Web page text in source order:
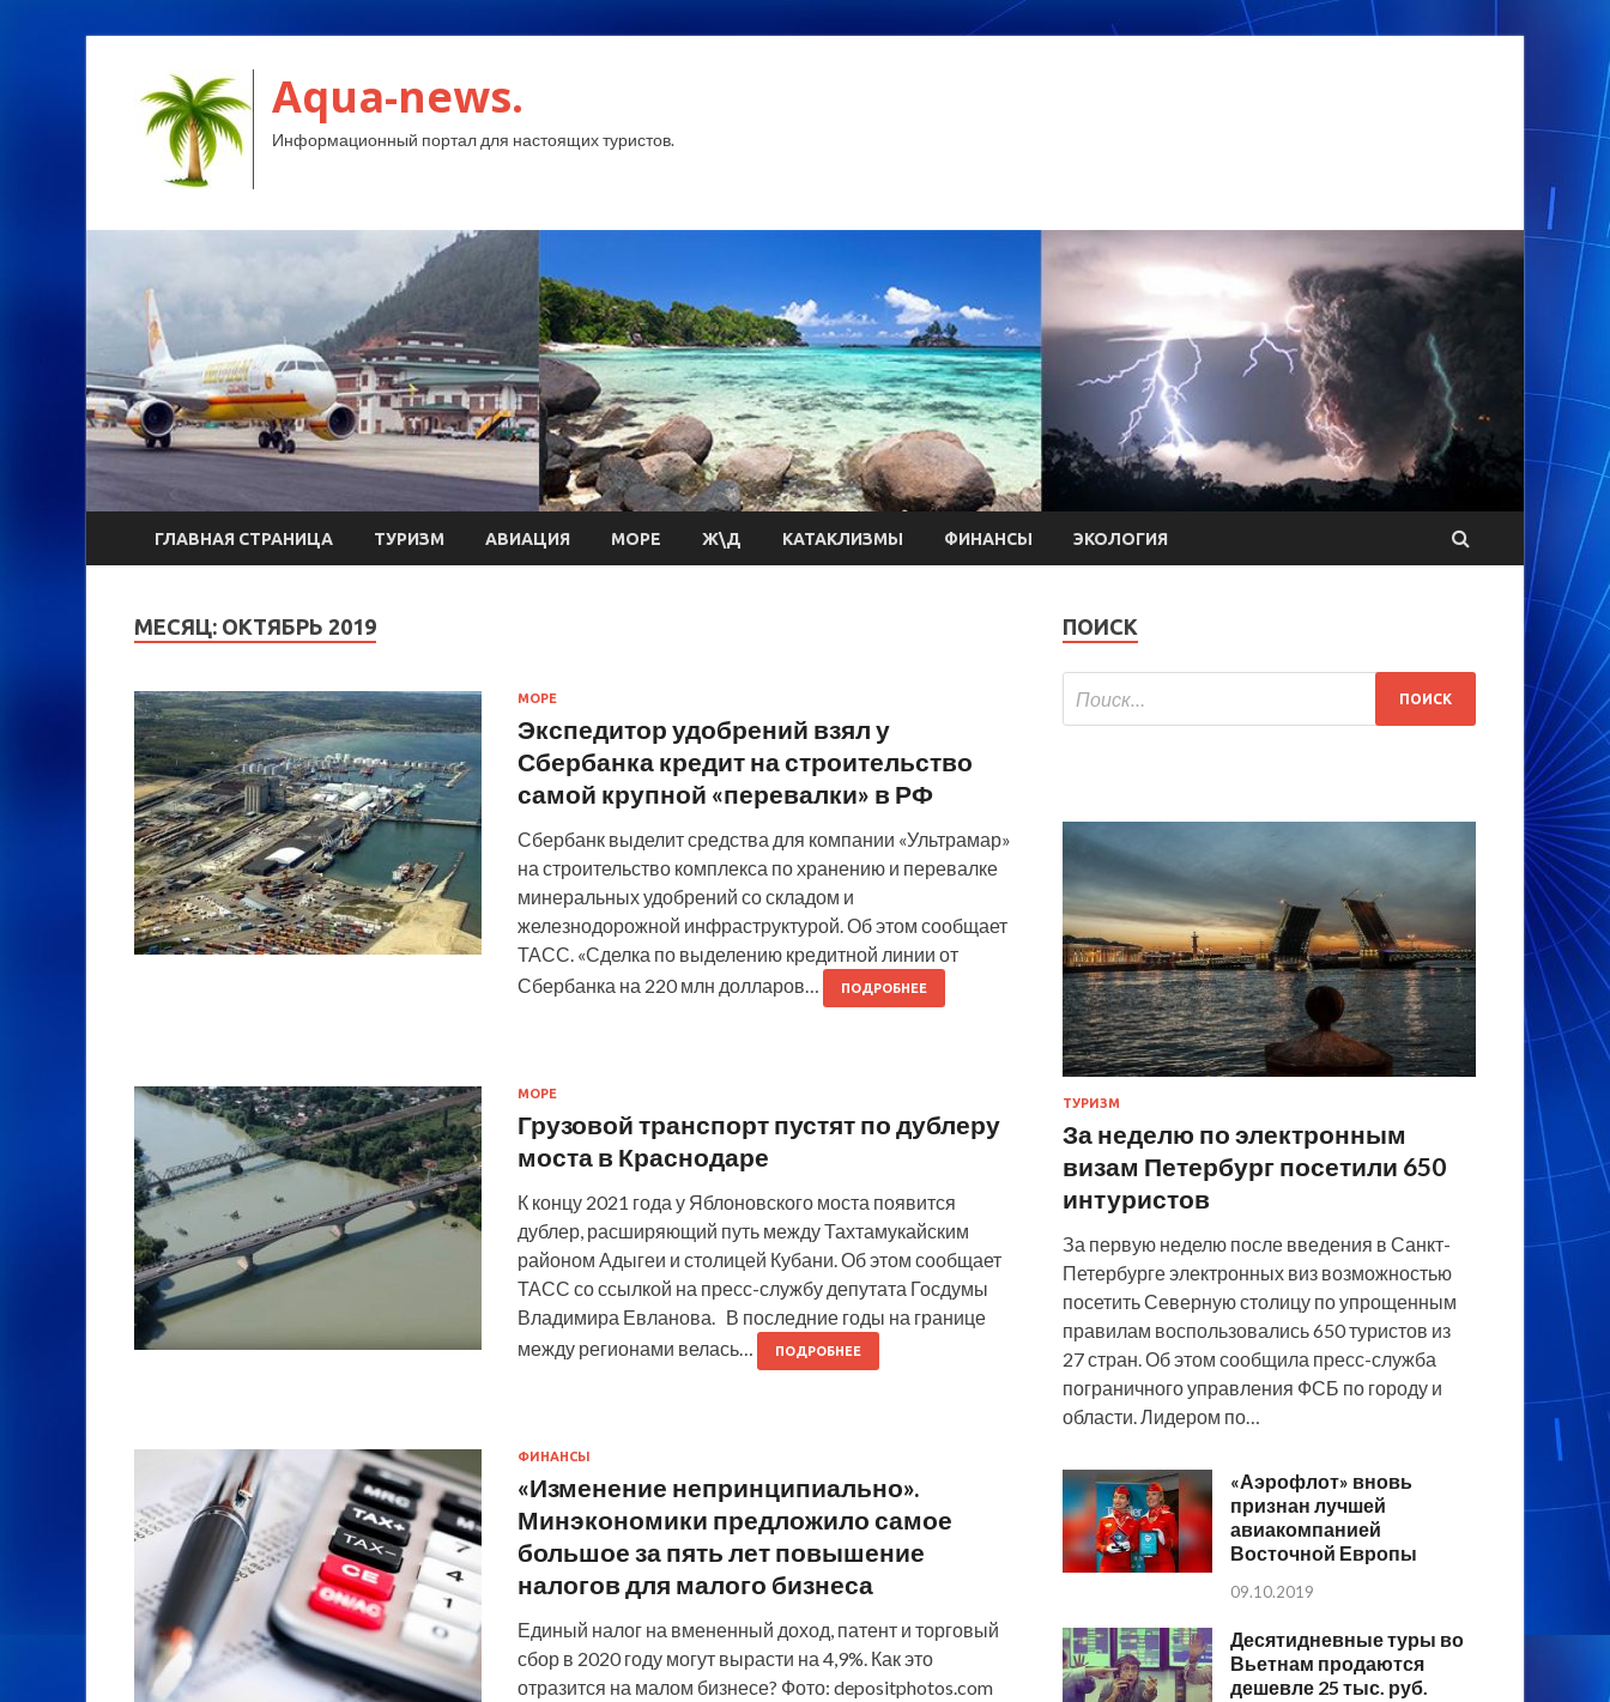
Aqua-news.
Информационный портал для настоящих туристов.
ГЛАВНАЯ СТРАНИЦА ТУРИЗМ АВИАЦИЯ МОРЕ Ж\Д КАТАКЛИЗМЫ ФИНАНСЫ ЭКОЛОГИЯ
МЕСЯЦ: ОКТЯБРЬ 2019
МОРЕ
Экспедитор удобрений взял у
Сбербанка кредит на строительство
самой крупной «перевалки» в РФ
Сбербанк выделит средства для компании «Ультрамар»
на строительство комплекса по хранению и перевалке
минеральных удобрений со складом и
железнодорожной инфраструктурой. Об этом сообщает
ТАСС. «Сделка по выделению кредитной линии от
Сбербанка на 220 млн долларов…
ПОДРОБНЕЕ
МОРЕ
Грузовой транспорт пустят по дублеру
моста в Краснодаре
К концу 2021 года у Яблоновского моста появится
дублер, расширяющий путь между Тахтамукайским
районом Адыгеи и столицей Кубани. Об этом сообщает
ТАСС со ссылкой на пресс-службу депутата Госдумы
Владимира Евланова. В последние годы на границе
между регионами велась…
ПОДРОБНЕЕ
ФИНАНСЫ
«Изменение непринципиально».
Минэкономики предложило самое
большое за пять лет повышение
налогов для малого бизнеса
Единый налог на вмененный доход, патент и торговый
сбор в 2020 году могут вырасти на 4,9%. Как это
отразится на малом бизнесе? Фото: depositphotos.com
ПОИСК
ТУРИЗМ
За неделю по электронным
визам Петербург посетили 650
интуристов
За первую неделю после введения в Санкт-
Петербурге электронных виз возможностью
посетить Северную столицу по упрощенным
правилам воспользовались 650 туристов из
27 стран. Об этом сообщила пресс-служба
пограничного управления ФСБ по городу и
области. Лидером по…
«Аэрофлот» вновь
признан лучшей
авиакомпанией
Восточной Европы
09.10.2019
Десятидневные туры во
Вьетнам продаются
дешевле 25 тыс. руб.